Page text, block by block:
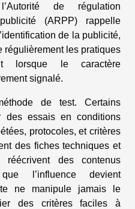
de régulation
(ARPP) rappelle
de la publicité,
régulièrement les pratiques
lorsque le caractère
signalé.
de test. Certains
des essais en conditions
protocoles, et critères
des fiches techniques et
des contenus
l’influence devient
ne manipule jamais le
des critères faciles à